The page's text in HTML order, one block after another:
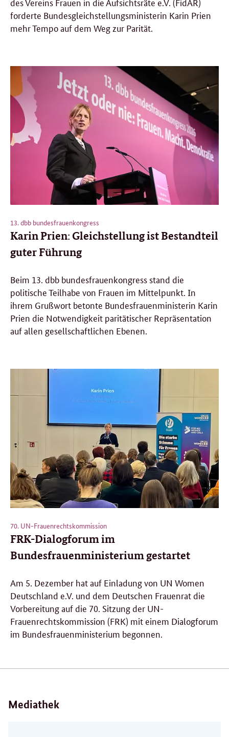
forderte Bundesgleichstellungsministerin Karin Prien
mehr Tempo auf dem Weg zur Parität.
13. dbb bundesfrauenkongress
Karin Prien: Gleichstellung ist Bestandteil
guter Führung
Beim 13. dbb bundesfrauenkongress stand die
politische Teilhabe von Frauen im Mittelpunkt. In
ihrem Grußwort betonte Bundesfrauenministerin Karin
Prien die Notwendigkeit paritätischer Repräsentation
auf allen gesellschaftlichen Ebenen.
70. UN-Frauenrechtskommission
FRK-Dialogforum im
Bundesfrauenministerium gestartet
Am 5. Dezember hat auf Einladung von UN Women
Deutschland e.V. und dem Deutschen Frauenrat die
Vorbereitung auf die 70. Sitzung der UN-
Frauenrechtskommission (FRK) mit einem Dialogforum
im Bundesfrauenministerium begonnen.
Mediathek